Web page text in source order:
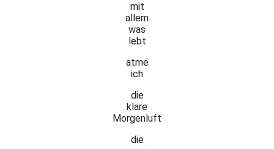
mit
allem
was
lebt
atme
ich
die
klare
Morgenluft
die